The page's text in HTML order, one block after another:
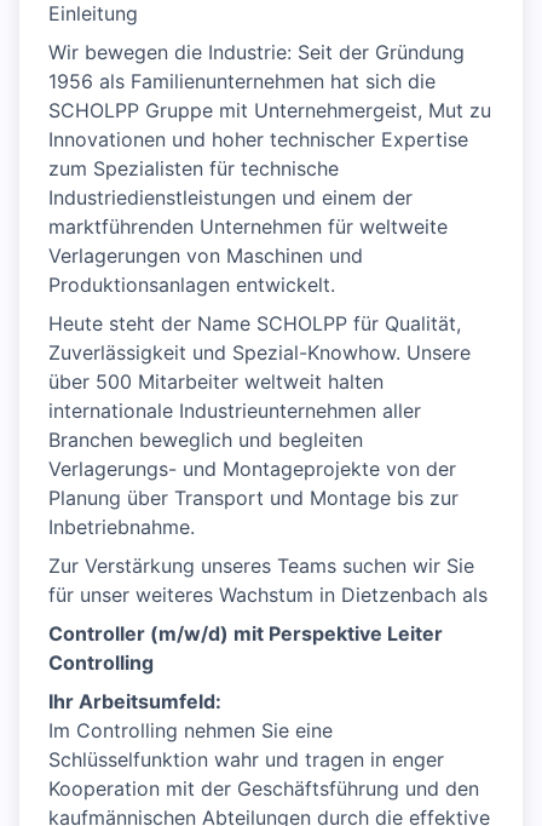
Einleitung
Wir bewegen die Industrie: Seit der Gründung
1956 als Familienunternehmen hat sich die
SCHOLPP Gruppe mit Unternehmergeist, Mut zu
Innovationen und hoher technischer Expertise
zum Spezialisten für technische
Industriedienstleistungen und einem der
marktführenden Unternehmen für weltweite
Verlagerungen von Maschinen und
Produktionsanlagen entwickelt.
Heute steht der Name SCHOLPP für Qualität,
Zuverlässigkeit und Spezial-Knowhow. Unsere
über 500 Mitarbeiter weltweit halten
internationale Industrieunternehmen aller
Branchen beweglich und begleiten
Verlagerungs- und Montageprojekte von der
Planung über Transport und Montage bis zur
Inbetriebnahme.
Zur Verstärkung unseres Teams suchen wir Sie
für unser weiteres Wachstum in Dietzenbach als
Controller (m/w/d) mit Perspektive Leiter
Controlling
Ihr Arbeitsumfeld:
Im Controlling nehmen Sie eine
Schlüsselfunktion wahr und tragen in enger
Kooperation mit der Geschäftsführung und den
kaufmännischen Abteilungen durch die effektive